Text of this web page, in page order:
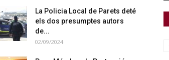
La Policia Local de Parets deté
els dos presumptes autors
de...
02/09/2024